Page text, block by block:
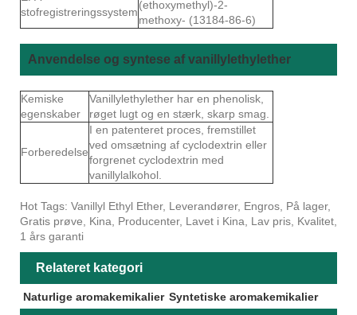
stofregistreringssystem
(ethoxymethyl)-2-
methoxy- (13184-86-6)
Anvendelse og syntese af vanillylethylether
Kemiske
egenskaber
Vanillylethylether har en phenolisk,
røget lugt og en stærk, skarp smag.
Forberedelse
I en patenteret proces, fremstillet
ved omsætning af cyclodextrin eller
forgrenet cyclodextrin med
vanillylalkohol.
Hot Tags: Vanillyl Ethyl Ether, Leverandører, Engros, På lager,
Gratis prøve, Kina, Producenter, Lavet i Kina, Lav pris, Kvalitet,
1 års garanti
Relateret kategori
Naturlige aromakemikalier Syntetiske aromakemikalier